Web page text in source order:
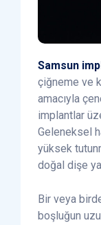
Samsun
çiğneme ve
amacıyla
implantlar
Geleneksel
yüksek
doğal dişe
Bir veya
boşluğun